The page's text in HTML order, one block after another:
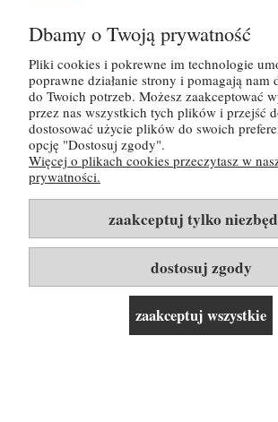
Tutaj możesz zapoznać się z
prywatności
POMOC
MOJE KONTO
PŁATNOŚCI I
INFORMACJE
O NAS
Dbamy o Twoją prywatność
Pliki cookies i pokrewne im technologie
poprawne działanie strony i pomagają nam
do Twoich potrzeb. Możesz zaakceptować
przez nas wszystkich tych plików i przejść
dostosować użycie plików do swoich
opcję "Dostosuj zgody".
Więcej o plikach cookies przeczytasz w
prywatności.
zaakceptuj tylko
dostosuj zgody
zaakceptuj wszystkie